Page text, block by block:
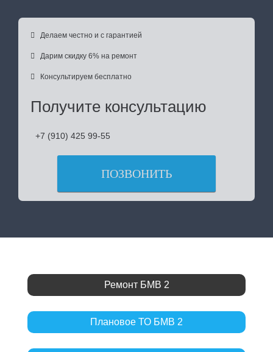
 Делаем честно и с гарантией
 Дарим скидку 6% на ремонт
 Консультируем бесплатно
Получите консультацию
+7 (910) 425 99-55
ПОЗВОНИТЬ
Ремонт БМВ 2
Плановое ТО БМВ 2